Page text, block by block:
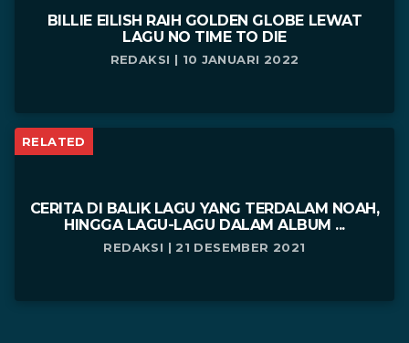
BILLIE EILISH RAIH GOLDEN GLOBE LEWAT
LAGU NO TIME TO DIE
REDAKSI | 10 JANUARI 2022
RELATED
CERITA DI BALIK LAGU YANG TERDALAM NOAH,
HINGGA LAGU-LAGU DALAM ALBUM ...
REDAKSI | 21 DESEMBER 2021